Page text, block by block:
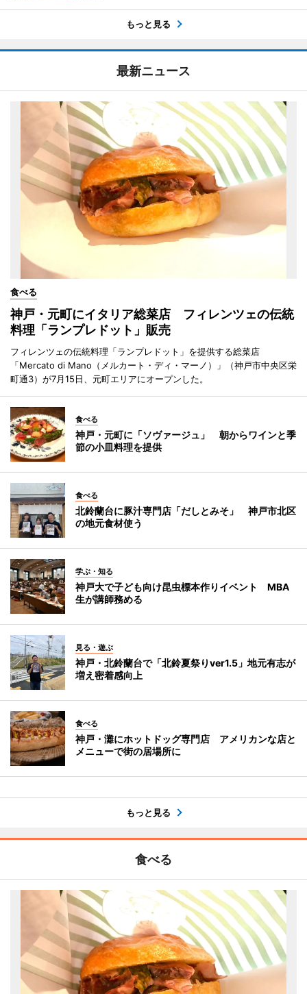
もっと見る
最新ニュース
食べる
神戸・元町にイタリア総菜店 フィレンツェの伝統
料理「ランプレドット」販売
フィレンツェの伝統料理「ランプレドット」を提供する総菜店
「Mercato di Mano（メルカート・ディ・マーノ）」（神戸市中央区栄
町通3）が7月15日、元町エリアにオープンした。
食べる
神戸・元町に「ソヴァージュ」 朝からワインと季
節の小皿料理を提供
食べる
北鈴蘭台に豚汁専門店「だしとみそ」 神戸市北区
の地元食材使う
学ぶ・知る
神戸大で子ども向け昆虫標本作りイベント MBA
生が講師務める
見る・遊ぶ
神戸・北鈴蘭台で「北鈴夏祭りver1.5」地元有志が
増え密着感向上
食べる
神戸・灘にホットドッグ専門店 アメリカンな店と
メニューで街の居場所に
もっと見る
食べる